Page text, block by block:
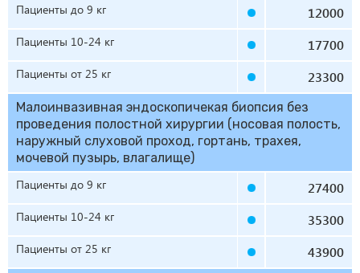
Пациенты до 9 кг
12000
Пациенты 10-24 кг 17700
Пациенты от 25 кг 23300
Малоинвазивная эндоскопичекая биопсия без
проведения полостной хирургии (носовая полость,
наружный слуховой проход, гортань, трахея,
мочевой пузырь, влагалище)
Пациенты до 9 кг
27400
Пациенты 10-24 кг 35300
Пациенты от 25 кг 43900